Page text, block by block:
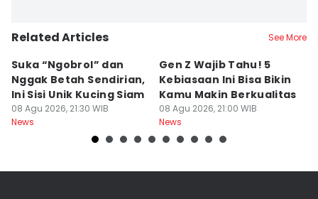
Related Articles See More
Suka “Ngobrol” dan
Nggak Betah Sendirian,
Ini Sisi Unik Kucing Siam
08 Agu 2026, 21:30 WIB
News
Gen Z Wajib Tahu! 5
Kebiasaan Ini Bisa Bikin
Kamu Makin Berkualitas
08 Agu 2026, 21:00 WIB
News